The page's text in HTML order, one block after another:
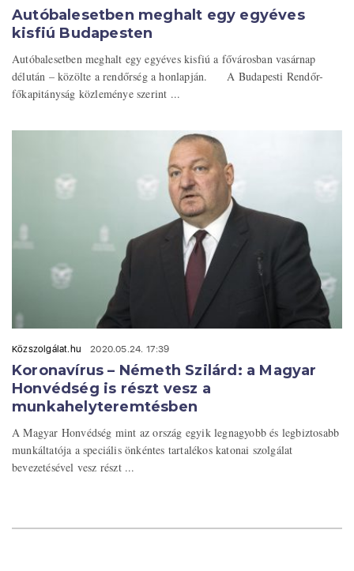
Autóbalesetben meghalt egy egyéves
kisfiú Budapesten
Autóbalesetben meghalt egy egyéves kisfiú a fővárosban vasárnap
délután – közölte a rendőrség a honlapján. A Budapesti Rendőr-
főkapitányság közleménye szerint ...
Közszolgálat.hu 2020.05.24. 17:39
Koronavírus – Németh Szilárd: a Magyar
Honvédség is részt vesz a
munkahelyteremtésben
A Magyar Honvédség mint az ország egyik legnagyobb és legbiztosabb
munkáltatója a speciális önkéntes tartalékos katonai szolgálat
bevezetésével vesz részt ...